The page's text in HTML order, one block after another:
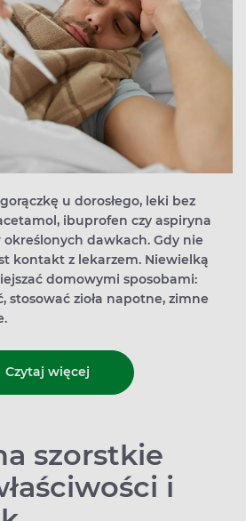
u dorosłego, leki bez
ibuprofen czy aspiryna
dawkach. Gdy nie
kontakt z lekarzem. Niewielką
domowymi sposobami:
stosować zioła napotne, zimne
Czytaj więcej
szorstkie
i